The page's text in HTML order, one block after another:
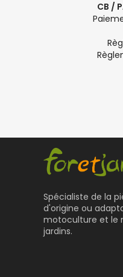
CB /
Spécialiste de la
d'origine ou
motoculture et le
jardins.